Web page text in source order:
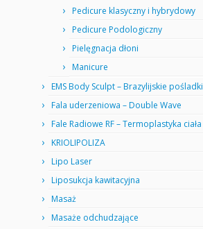
Pedicure klasyczny i hybrydowy
Pedicure Podologiczny
Pielęgnacja dłoni
Manicure
EMS Body Sculpt – Brazylijskie pośladki
Fala uderzeniowa – Double Wave
Fale Radiowe RF – Termoplastyka ciała
KRIOLIPOLIZA
Lipo Laser
Liposukcja kawitacyjna
Masaż
Masaże odchudzające